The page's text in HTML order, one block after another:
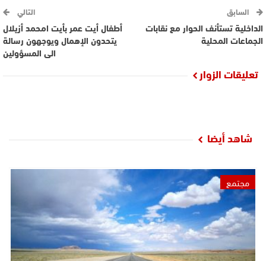
السابق
الداخلية تستأنف الحوار مع نقابات
الجماعات المحلية
التالي
أطفال أيت عمر بأيت امحمد أزيلال
يتحدون الإهمال ويوجهون رسالة
الى المسؤولين
تعليقات الزوار
شاهد أيضا
مجتمع